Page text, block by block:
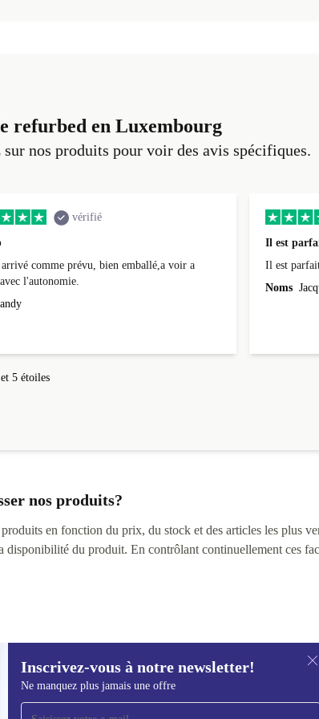
refurbed en Luxembourg
nos produits pour voir des avis spécifiques.
vérifié
comme prévu, bien emballé,a voir a
l'autonomie.
andy
Il est
Il est
Noms
5 étoiles
nos produits?
en fonction du prix, du stock et des articles les plus
disponibilité du produit. En contrôlant continuellement ces
Inscrivez-vous à notre newsletter!
Ne manquez plus jamais une offre
et infos de